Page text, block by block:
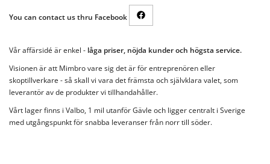
You can contact us thru Facebook
Vår affärsidé är enkel - låga priser, nöjda kunder och högsta service.
Visionen är att Mimbro vare sig det är för entreprenören eller
skoptillverkare - så skall vi vara det främsta och självklara valet, som
leverantör av de produkter vi tillhandahåller.
Vårt lager finns i Valbo, 1 mil utanför Gävle och ligger centralt i Sverige
med utgångspunkt för snabba leveranser från norr till söder.